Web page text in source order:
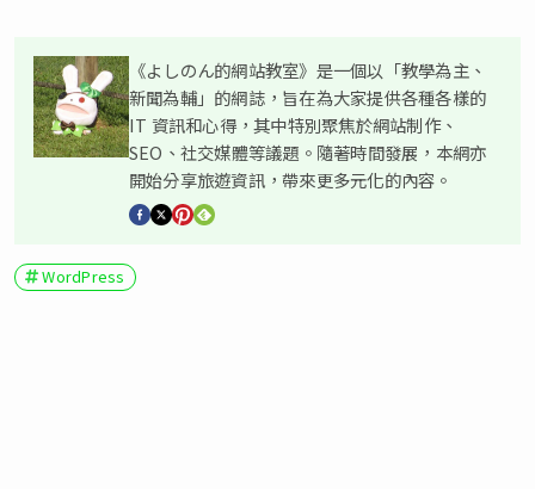
《よしのん的網站教室》是一個以「教學為主、
新聞為輔」的網誌，旨在為大家提供各種各樣的
IT 資訊和心得，其中特別聚焦於網站制作、
SEO、社交媒體等議題。隨著時間發展，本網亦
開始分享旅遊資訊，帶來更多元化的內容。
WordPress